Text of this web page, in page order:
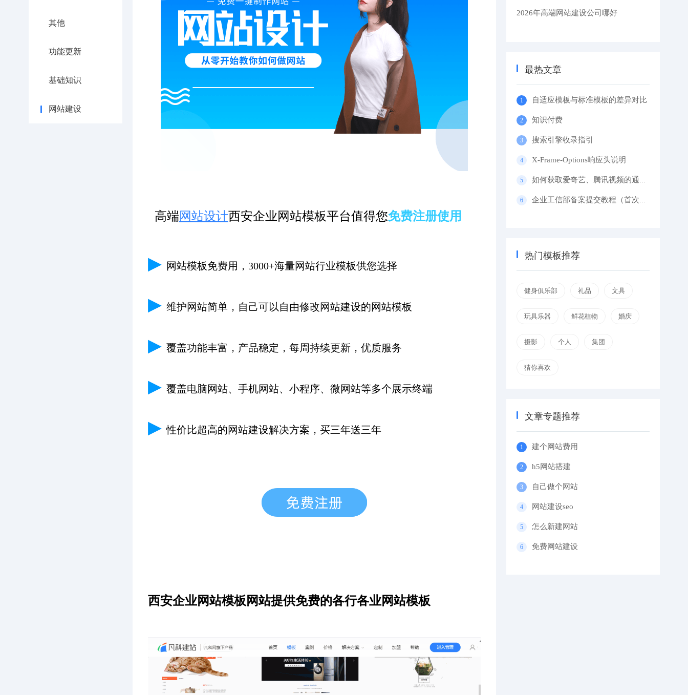
其他
功能更新
基础知识
网站建设
高端网站设计西安企业网站模板平台值得您免费注册使用
▶ 网站模板免费用，3000+海量网站行业模板供您选择
▶ 维护网站简单，自己可以自由修改网站建设的网站模板
▶ 覆盖功能丰富，产品稳定，每周持续更新，优质服务
▶ 覆盖电脑网站、手机网站、小程序、微网站等多个展示终端
▶性价比超高的网站建设解决方案，买三年送三年
西安企业网站模板网站提供免费的各行各业网站模板
2026年高端网站建设公司哪好
最热文章
自适应模板与标准模板的差异对比
知识付费
搜索引擎收录指引
X-Frame-Options响应头说明
如何获取爱奇艺、腾讯视频的通用代码？
企业工信部备案提交教程（首次备案）
热门模板推荐
健身俱乐部 礼品 文具
玩具乐器 鲜花植物 婚庆
摄影 个人 集团
猜你喜欢
文章专题推荐
建个网站费用
h5网站搭建
自己做个网站
网站建设seo
怎么新建网站
免费网站建设